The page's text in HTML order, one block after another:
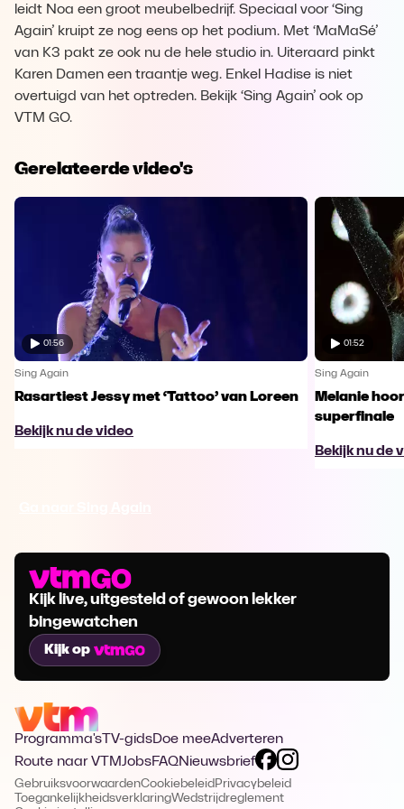
leidt Noa een groot meubelbedrijf. Speciaal voor ‘Sing
Again’ kruipt ze nog eens op het podium. Met ‘MaMaSé’
van K3 pakt ze ook nu de hele studio in. Uiteraard pinkt
Karen Damen een traantje weg. Enkel Hadise is niet
overtuigd van het optreden. Bekijk ‘Sing Again’ ook op
VTM GO.
Gerelateerde video's
01:56
Sing Again
Rasartiest Jessy met ‘Tattoo’ van Loreen
Bekijk nu de video
01:52
Sing Again
Melanie
superfinale
Bekijk nu de
Kijk live, uitgesteld of gewoon lekker
bingewatchen
Kijk op
Programma's TV-gidsDoe meeAdverteren
Route naar VTMJobsFAQNieuwsbrief
GebruiksvoorwaardenCookiebeleid Privacybeleid
ToegankelijkheidsverklaringWedstrijdreglement